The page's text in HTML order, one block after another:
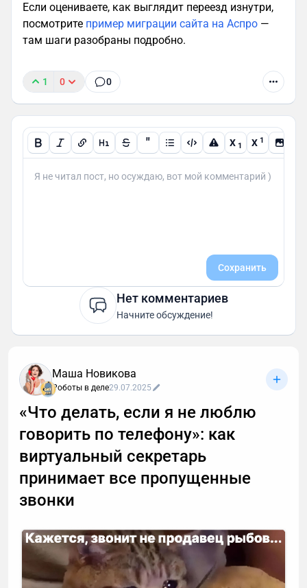
Если оцениваете, как выглядит переезд изнутри,
посмотрите пример миграции сайта на Аспро —
там шаги разобраны подробно.
1 0 0
" X 1 X 1
Сохранить
Нет комментариев
Начните обсуждение!
Маша Новикова
Роботы в деле29.07.2025
«Что делать, если я не люблю
говорить по телефону»: как
виртуальный секретарь
принимает все пропущенные
звонки